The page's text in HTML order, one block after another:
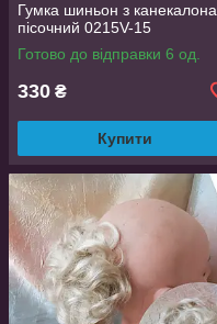
Гумка шиньон з канекалона
пісочний 0215V-15
Готово до відправки 6 од.
330 ₴
Купити